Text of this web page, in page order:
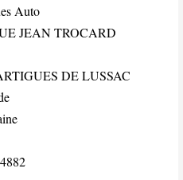
Auto
JEAN TROCARD
DE LUSSAC